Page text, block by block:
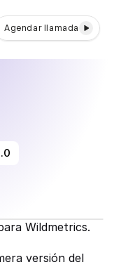
Agendar llamada
Wildmetrics.
versión del